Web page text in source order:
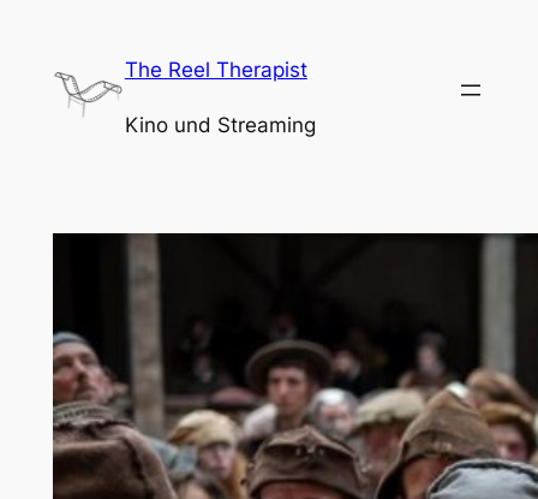
springen
The Reel Therapist
Kino und Streaming